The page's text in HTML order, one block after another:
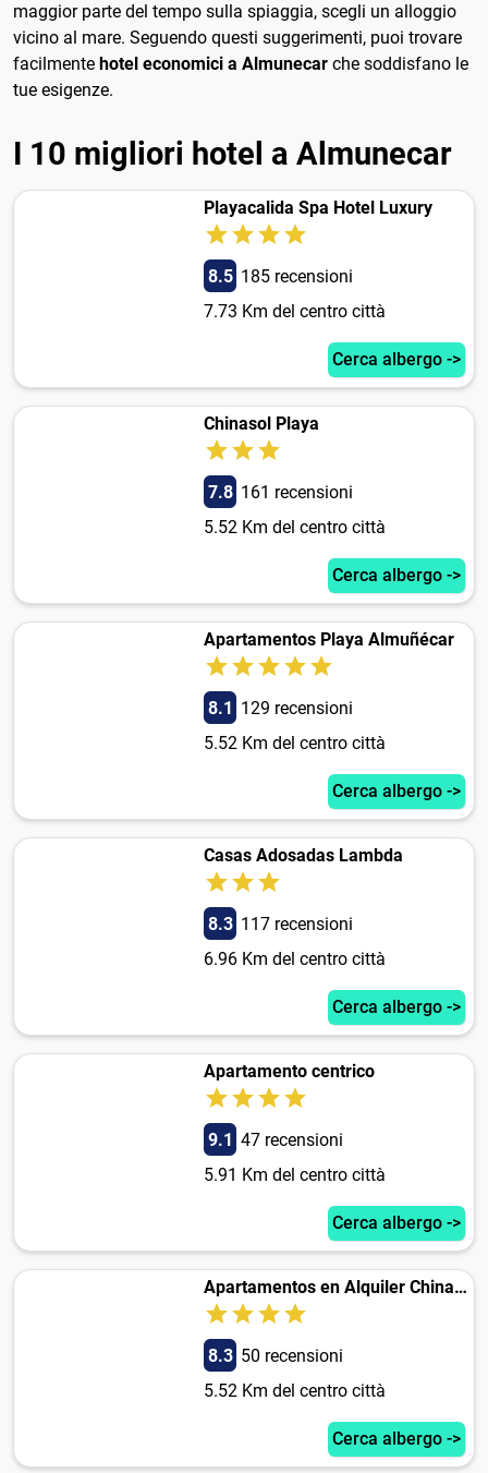
maggior parte del tempo sulla spiaggia, scegli un alloggio
vicino al mare. Seguendo questi suggerimenti, puoi trovare
facilmente hotel economici a Almunecar che soddisfano le
tue esigenze.
I 10 migliori hotel a Almunecar
Playacalida Spa Hotel Luxury
8.5 185 recensioni
7.73 Km del centro città
Cerca albergo ->
Chinasol Playa
7.8 161 recensioni
5.52 Km del centro città
Cerca albergo ->
Apartamentos Playa Almuñécar
8.1 129 recensioni
5.52 Km del centro città
Cerca albergo ->
Casas Adosadas Lambda
8.3 117 recensioni
6.96 Km del centro città
Cerca albergo ->
Apartamento centrico
9.1 47 recensioni
5.91 Km del centro città
Cerca albergo ->
Apartamentos en Alquiler Chinasol con Parking
8.3 50 recensioni
5.52 Km del centro città
Cerca albergo ->